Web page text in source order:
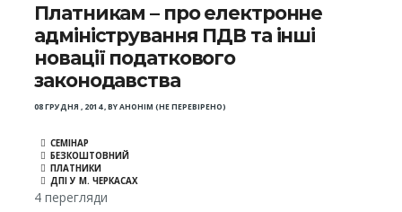
Платникам – про електронне
адміністрування ПДВ та інші
новації податкового
законодавства
08 ГРУДНЯ , 2014,BYАНОНІМ (НЕ ПЕРЕВІРЕНО)
СЕМІНАР
БЕЗКОШТОВНИЙ
ПЛАТНИКИ
ДПІ У М. ЧЕРКАСАХ
4 перегляди